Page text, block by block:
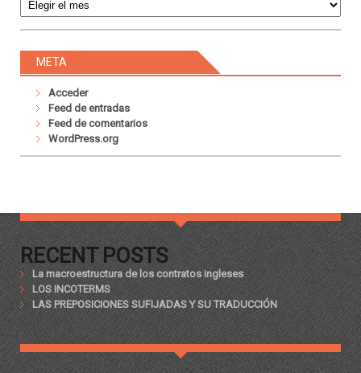
META
Acceder
Feed de entradas
Feed de comentarios
WordPress.org
RECENT POSTS
La macroestructura de los contratos ingleses
LOS INCOTERMS
LAS PREPOSICIONES SUFIJADAS Y SU TRADUCCIÓN